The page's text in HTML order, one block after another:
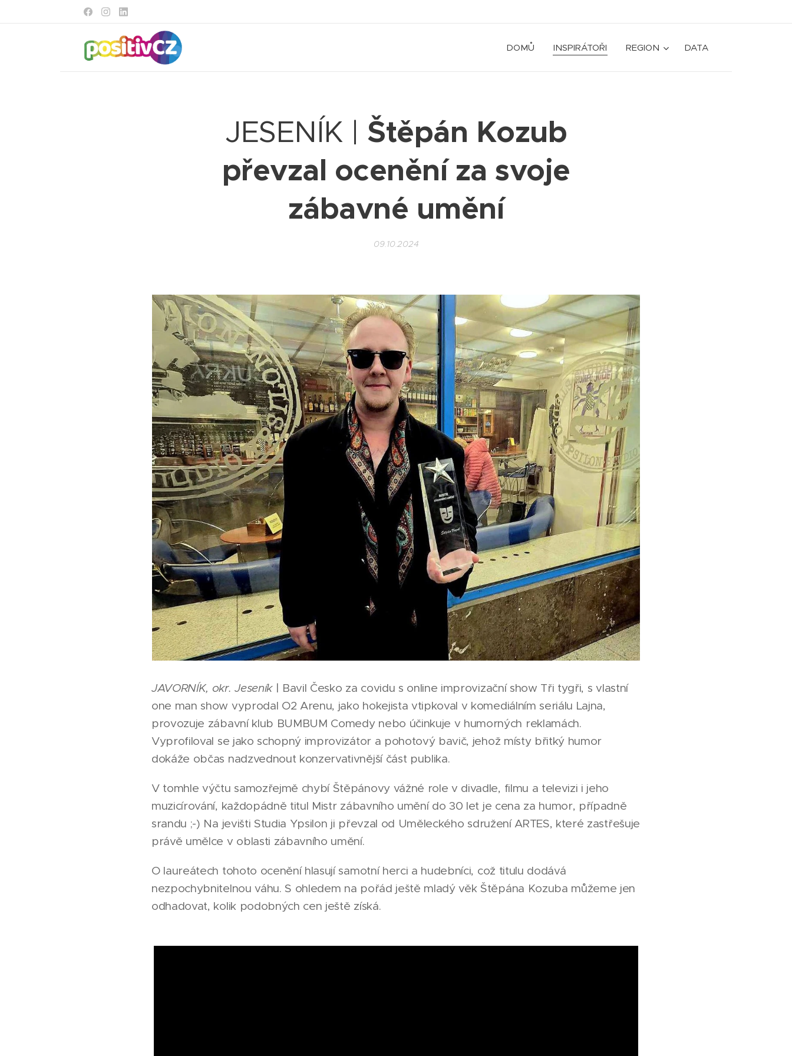
DOMŮ INSPIRÁTOŘI REGION DATA
JESENÍK | Štěpán Kozub
převzal ocenění za svoje
zábavné umění
09.10.2024
JAVORNÍK, okr. Jeseník| Bavil Česko za covidu s online improvizační show Tři tygři, s vlastní
one man show vyprodal O2 Arenu, jako hokejista vtipkoval v komediálním seriálu Lajna,
provozuje zábavní klub BUMBUM Comedy nebo účinkuje v humorných reklamách.
Vyprofiloval se jako schopný improvizátor a pohotový bavič, jehož místy břitký humor
dokáže občas nadzvednout konzervativnější část publika.
V tomhle výčtu samozřejmě chybí Štěpánovy vážné role v divadle, filmu a televizi i jeho
muzicírování, každopádně titul Mistr zábavního umění do 30 let je cena za humor, případně
srandu ;-) Na jevišti Studia Ypsilon ji převzal od Uměleckého sdružení ARTES, které zastřešuje
právě umělce v oblasti zábavního umění.
O laureátech tohoto ocenění hlasují samotní herci a hudebníci, což titulu dodává
nezpochybnitelnou váhu. S ohledem na pořád ještě mladý věk Štěpána Kozuba můžeme jen
odhadovat, kolik podobných cen ještě získá.